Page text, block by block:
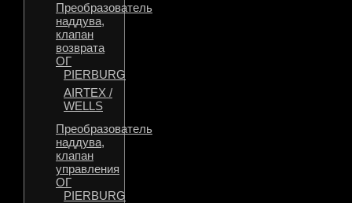
Преобразователь
наддува,
клапан
возврата
ОГ
PIERBURG
AIRTEX /
WELLS
Преобразователь
наддува,
клапан
управления
ОГ
PIERBURG